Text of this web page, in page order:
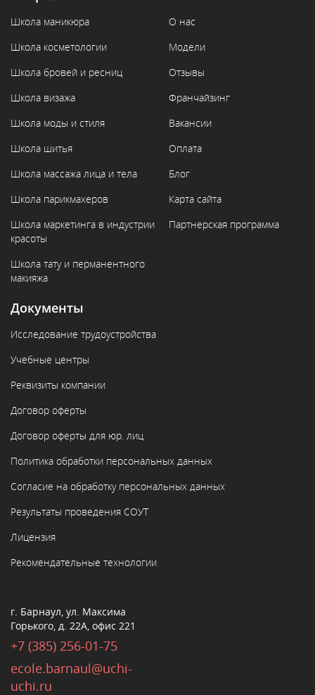
Школа маникюра
Школа косметологии
Школа бровей и ресниц
Школа визажа
Школа моды и стиля
Школа шитья
Школа массажа лица и тела
Школа парикмахеров
Школа маркетинга в индустрии
красоты
Школа тату и перманентного
макияжа
О нас
Модели
Отзывы
Франчайзинг
Вакансии
Оплата
Блог
Карта сайта
Партнерская программа
Документы
Исследование трудоустройства
Учебные центры
Реквизиты компании
Договор оферты
Договор оферты для юр. лиц
Политика обработки персональных данных
Согласие на обработку персональных данных
Результаты проведения СОУТ
Лицензия
Рекомендательные технологии
г. Барнаул, ул. Максима
Горького, д. 22А, офис 221
+7 (385) 256-01-75
ecole.barnaul@uchi-
uchi.ru